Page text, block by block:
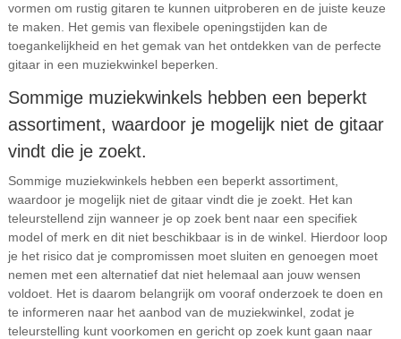
vormen om rustig gitaren te kunnen uitproberen en de juiste keuze
te maken. Het gemis van flexibele openingstijden kan de
toegankelijkheid en het gemak van het ontdekken van de perfecte
gitaar in een muziekwinkel beperken.
Sommige muziekwinkels hebben een beperkt
assortiment, waardoor je mogelijk niet de gitaar
vindt die je zoekt.
Sommige muziekwinkels hebben een beperkt assortiment,
waardoor je mogelijk niet de gitaar vindt die je zoekt. Het kan
teleurstellend zijn wanneer je op zoek bent naar een specifiek
model of merk en dit niet beschikbaar is in de winkel. Hierdoor loop
je het risico dat je compromissen moet sluiten en genoegen moet
nemen met een alternatief dat niet helemaal aan jouw wensen
voldoet. Het is daarom belangrijk om vooraf onderzoek te doen en
te informeren naar het aanbod van de muziekwinkel, zodat je
teleurstelling kunt voorkomen en gericht op zoek kunt gaan naar